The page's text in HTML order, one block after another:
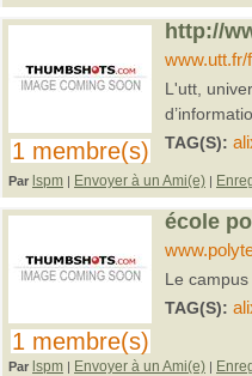
1 membre(s)
http://
www.utt.fr/
L'utt,
TAG(S):
Par lspm | Envoyer à un Ami(e) |
1 membre(s)
école
Le
TAG(S):
Par lspm | Envoyer à un Ami(e) |